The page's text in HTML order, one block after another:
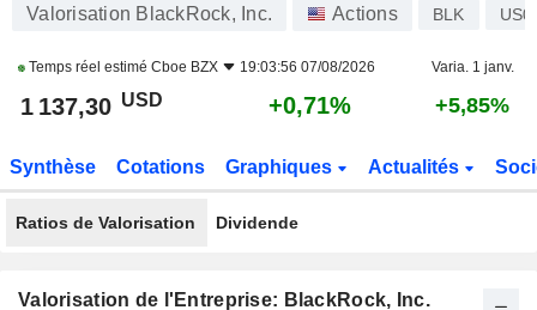
Valorisation BlackRock, Inc. Actions BLK
Temps réel estimé Cboe BZX 19:03:56 07/08/2026 Varia. 1 janv.
1 137,30 USD +0,71% +5,85%
Synthèse Cotations Graphiques Actualités
Ratios de Valorisation Dividende
Valorisation de l'Entreprise: BlackRock, Inc.